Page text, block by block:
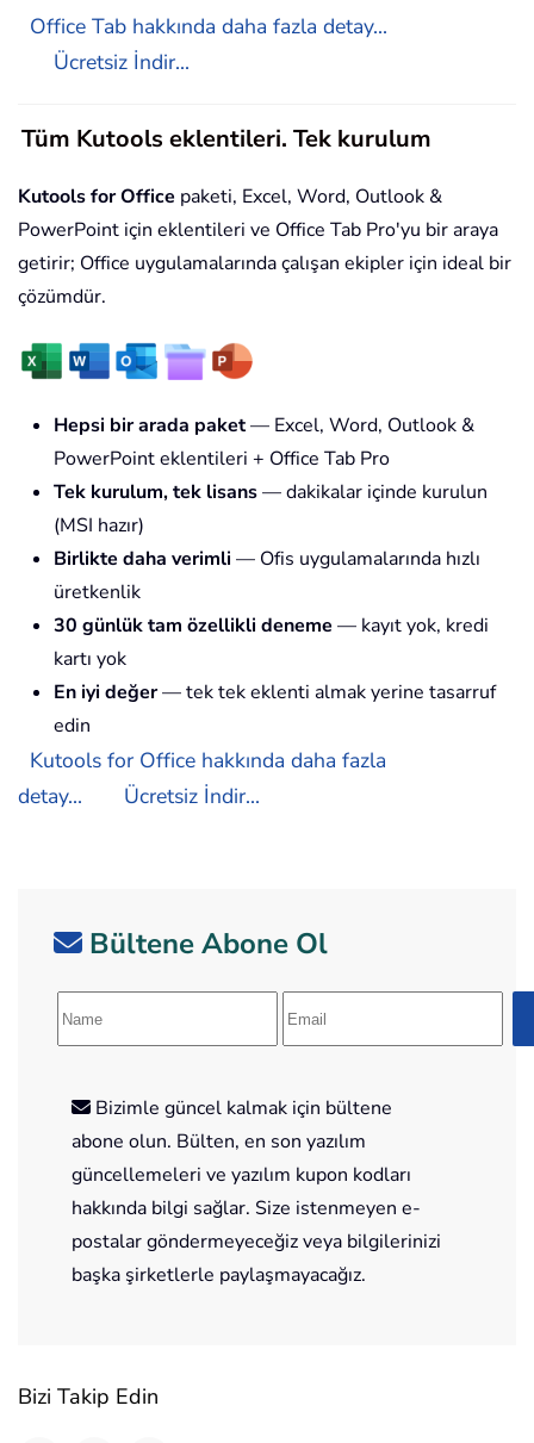
Office Tab hakkında daha fazla detay...
Ücretsiz İndir...
Tüm Kutools eklentileri. Tek kurulum
Kutools for Office paketi, Excel, Word, Outlook &
PowerPoint için eklentileri ve Office Tab Pro'yu bir araya
getirir; Office uygulamalarında çalışan ekipler için ideal bir
çözümdür.
Hepsi bir arada paket— Excel, Word, Outlook &
PowerPoint eklentileri + Office Tab Pro
Tek kurulum, tek lisans— dakikalar içinde kurulun
(MSI hazır)
Birlikte daha verimli — Ofis uygulamalarında hızlı
üretkenlik
30 günlük tam özellikli deneme — kayıt yok, kredi
kartı yok
En iyi değer— tek tek eklenti almak yerine tasarruf
edin
Kutools for Office hakkında daha fazla
detay...
Ücretsiz İndir...
Bültene Abone Ol
Bizimle güncel kalmak için bültene
abone olun. Bülten, en son yazılım
güncellemeleri ve yazılım kupon kodları
hakkında bilgi sağlar. Size istenmeyen e-
postalar göndermeyeceğiz veya bilgilerinizi
başka şirketlerle paylaşmayacağız.
Bizi Takip Edin